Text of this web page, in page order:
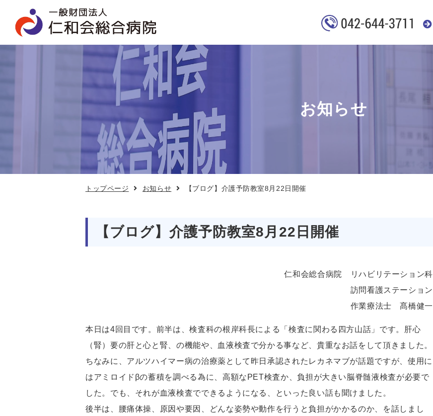
グ】
護
お知らせ
トップページ お知らせ 【ブログ】介護予防教室8月22日開催
【ブログ】介護予防教室8月22日開催
仁和会総合病院 リハビリテーション科
訪問看護ステーション
作業療法士 髙橋健一
本日は4回目です。前半は、検査科の根岸科長による「検査に関わる四方山話」です。肝心
（腎）要の肝と心と腎、の機能や、血液検査で分かる事など、貴重なお話をして頂きました。
ちなみに、アルツハイマー病の治療薬として昨日承認されたレカネマブが話題ですが、使用に
はアミロイドβの蓄積を調べる為に、高額なPET検査か、負担が大きい脳脊髄液検査が必要で
した。でも、それが血液検査でできるようになる、といった良い話も聞けました。
後半は、腰痛体操、原因や要因、どんな姿勢や動作を行うと負担がかかるのか、を話しまし